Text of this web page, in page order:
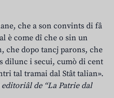
che a son convints di fâ
è come dî che o sin un
che dopo tancj parons, che
dilunc i secui, cumò di cent
tal tramai dal Stât talian».
de “La Patrie dal